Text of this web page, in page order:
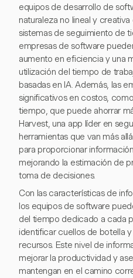
equipos de desarrollo de
naturaleza no lineal y
sistemas de seguimiento de
empresas de software
aumento en eficiencia y una
utilización del tiempo de
basadas en IA. Además, las
significativos en costos,
tiempo, que puede ahorrar
Harvest, una app líder en
herramientas que van más
para proporcionar
mejorando la estimación de
toma de decisiones.
Con las características de
los equipos de software
del tiempo dedicado a cada
identificar cuellos de botella
recursos. Este nivel de
mejorar la productividad y
mantengan en el camino